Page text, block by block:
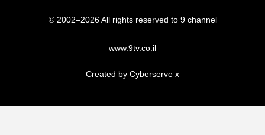
© 2002–2026 All rights reserved to 9 channel
www.9tv.co.il
Created by Cyberserve x